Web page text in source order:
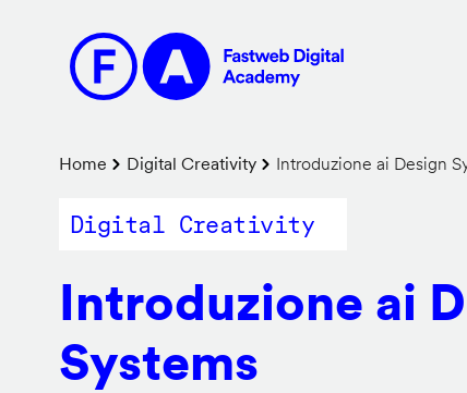
contenuto
principale
Briciole
di
Home Digital Creativity Introduzione ai Design
Digital Creativity
Introduzione ai
Systems